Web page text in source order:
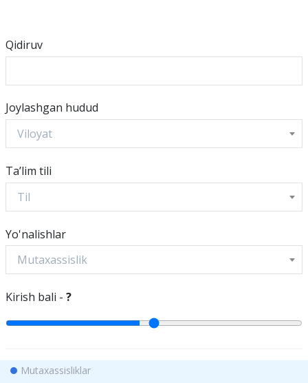
Qidiruv
Joylashgan hudud
Viloyat
Ta’lim tili
Til
Yo'nalishlar
Mutaxassislik
Kirish bali - ?
Mutaxassisliklar